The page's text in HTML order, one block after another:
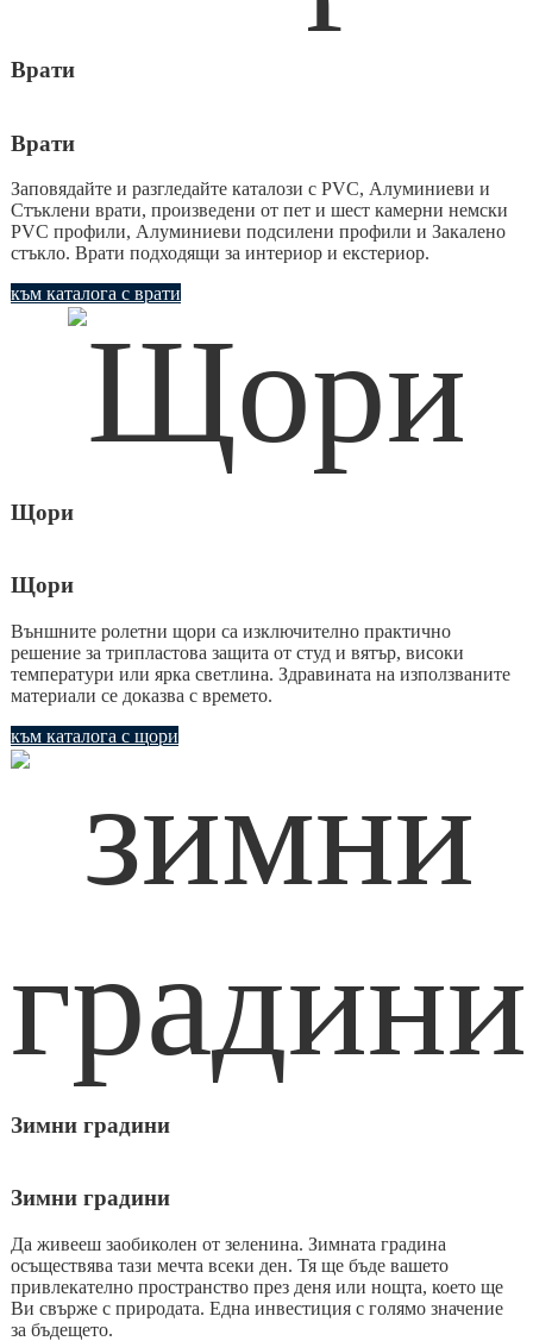
Врати
Врати
Заповядайте и разгледайте каталози с PVC, Алуминиеви и
Стъклени врати, произведени от пет и шест камерни немски
PVC профили, Алуминиеви подсилени профили и Закалено
стъкло. Врати подходящи за интериор и екстериор.
към каталога с врати
Щори
Щори
Външните ролетни щори са изключително практично
решение за трипластова защита от студ и вятър, високи
температури или ярка светлина. Здравината на използваните
материали се доказва с времето.
към каталога с щори
Зимни градини
Зимни градини
Да живееш заобиколен от зеленина. Зимната градина
осъществява тази мечта всеки ден. Тя ще бъде вашето
привлекателно пространство през деня или нощта, което ще
Ви свърже с природата. Eдна инвестиция с голямо значение
за бъдещето.